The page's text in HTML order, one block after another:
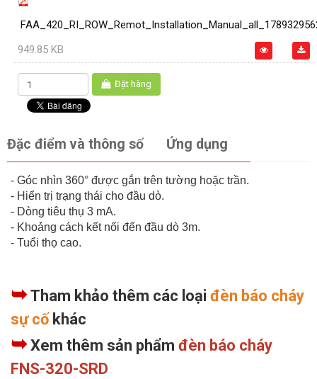
949.85 KB
Đặt hàng
Đặc điểm và thông số Ứng dụng
- Góc nhìn 360° được gắn trên tường hoặc trần.
- Hiển trị trạng thái cho đầu dò.
- Dòng tiêu thụ 3 mA.
- Khoảng cách kết nối đến đầu dò 3m.
- Tuổi thọ cao.
➥Tham khảo thêm các loại đèn báo cháy
sự cố khác
➥Xem thêm sản phẩm đèn báo cháy
FNS-320-SRD